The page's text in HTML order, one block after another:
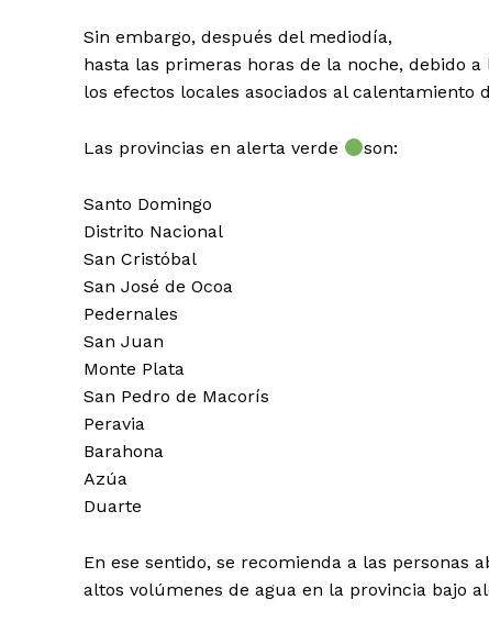
Sin embargo, después del mediodía,
hasta las primeras horas de la noche, debido
los efectos locales asociados al
Las provincias en alerta verde son:
Santo Domingo
Distrito Nacional
San Cristóbal
San José de Ocoa
Pedernales
San Juan
Monte Plata
San Pedro de Macorís
Peravia
Barahona
Azúa
Duarte
En ese sentido, se recomienda a las personas
altos volúmenes de agua en la provincia bajo